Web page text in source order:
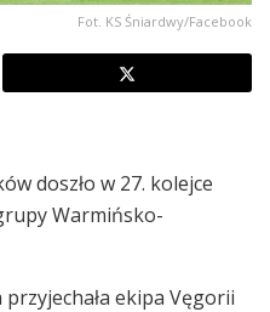
Fot. KS Śniardwy/Facebook
doszło w 27. kolejce
Warmińsko-
ekipa Vęgorii